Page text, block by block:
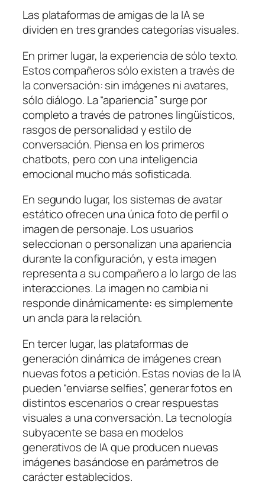
Las plataformas de amigas de la IA se
dividen en tres grandes categorías visuales.
En primer lugar, la experiencia de sólo texto.
Estos compañeros sólo existen a través de
la conversación: sin imágenes ni avatares,
sólo diálogo. La “apariencia” surge por
completo a través de patrones lingüísticos,
rasgos de personalidad y estilo de
conversación. Piensa en los primeros
chatbots, pero con una inteligencia
emocional mucho más sofisticada.
En segundo lugar, los sistemas de avatar
estático ofrecen una única foto de perfil o
imagen de personaje. Los usuarios
seleccionan o personalizan una apariencia
durante la configuración, y esta imagen
representa a su compañero a lo largo de las
interacciones. La imagen no cambia ni
responde dinámicamente: es simplemente
un ancla para la relación.
En tercer lugar, las plataformas de
generación dinámica de imágenes crean
nuevas fotos a petición. Estas novias de la IA
pueden “enviarse selfies”, generar fotos en
distintos escenarios o crear respuestas
visuales a una conversación. La tecnología
subyacente se basa en modelos
generativos de IA que producen nuevas
imágenes basándose en parámetros de
carácter establecidos.